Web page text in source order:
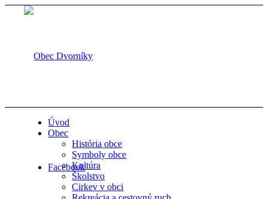
Facebook
Úvod
Obec
História obce
Symboly obce
Kultúra
Školstvo
Cirkev v obci